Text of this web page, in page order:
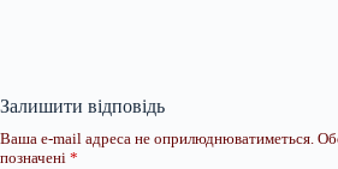
Залишити відповідь
Ваша e-mail адреса не оприлюднюватиметься.
позначені *